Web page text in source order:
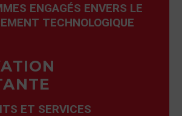
ENGAGÉS ENVERS LE
TECHNOLOGIQUE
ET SERVICES